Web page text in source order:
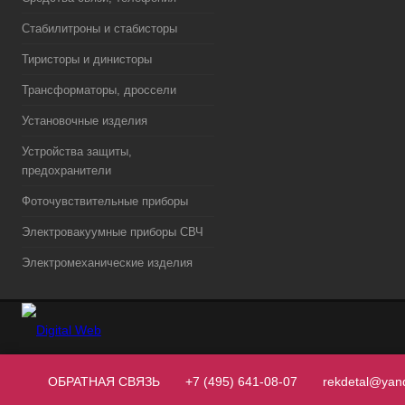
Стабилитроны и стабисторы
Тиристоры и динисторы
Трансформаторы, дроссели
Установочные изделия
Устройства защиты,
предохранители
Фоточувствительные приборы
Электровакуумные приборы СВЧ
Электромеханические изделия
ОБРАТНАЯ СВЯЗЬ +7 (495) 641-08-07